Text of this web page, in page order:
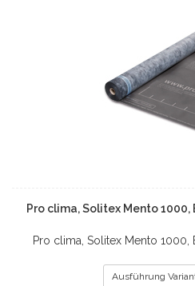
Pro clima, Solitex Mento 1000,
Pro clima, Solitex Mento 1000,
Ausführung